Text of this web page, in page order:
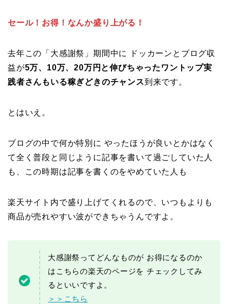
セール！お得！なんか盛り上がる！
去年この「大感謝祭」期間中に ドッカーンとブログ収
益が5万、10万、20万円と伸びちゃったワントップ実
践者さんもいる稼ぎどきのチャンス到来です。
とはいえ。
ブログの中で何か特別に やったほうが良いとかはなく
て全く普段と同じように記事を書いて過ごしていた人
も、この時期は記事を書くのをやめていた人も
楽天サイト内で盛り上げてくれるので、いつもよりも
商品が売れやすい波ができちゃうんですよ。
大感謝祭ってどんなものが お得になるのか
はこちらの楽天のページを チェックしてみ
るといいですよ。
＞＞こちら